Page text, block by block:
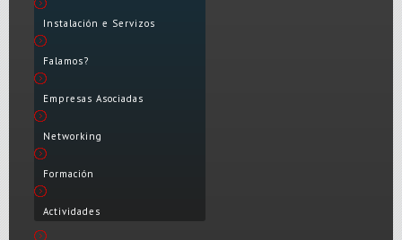
Instalación e Servizos
Falamos?
Empresas Asociadas
Networking
Formación
Actividades